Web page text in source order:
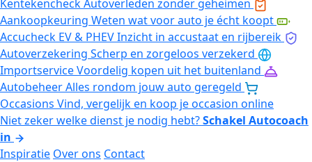
KentekencheckAutoverleden zonder geheimen
Aankoopkeuring Weten wat voor auto je écht koopt
Accucheck EV & PHEVInzicht in accustaat en rijbereik
Autoverzekering Scherp en zorgeloos verzekerd
ImportserviceVoordelig kopen uit het buitenland
AutobeheerAlles rondom jouw auto geregeld
Occasions Vind, vergelijk en koop je occasion online
Niet zeker welke dienst je nodig hebt?Schakel Autocoach
in
Inspiratie Over ons Contact